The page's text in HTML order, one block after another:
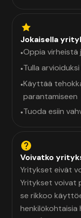
Jokaisella
•Oppia virheistä
•Tulla
•Käyttää
parantamiseen
•Tuoda esiin
Voivatko
Yritykset eivät
Yritykset voivat
se rikkoo
henkilökohtaisia